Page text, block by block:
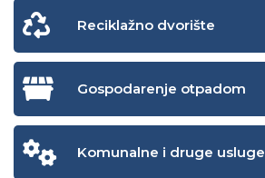
Reciklažno dvorište
Gospodarenje otpadom
Komunalne i druge usluge